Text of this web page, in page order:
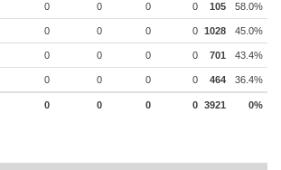
0 0 0 0 105 58.0%
0 0 0 0 1028 45.0%
0 0 0 0 701 43.4%
0 0 0 0 464 36.4%
0 0 0 0 3921 0%